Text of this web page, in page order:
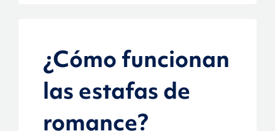
¿Cómo funcionan
las estafas de
romance?